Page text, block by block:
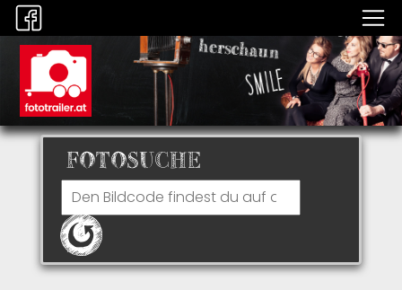
FOTOSUCHE